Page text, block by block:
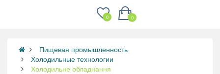
0
0
Пищевая промышленность
Холодильные технологии
Холодильне обладнання